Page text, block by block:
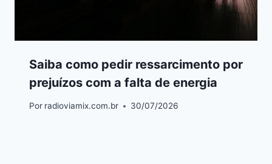
Saiba como pedir ressarcimento por
prejuízos com a falta de energia
Por radioviamix.com.br 30/07/2026